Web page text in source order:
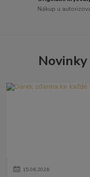
Nákup u
15.06.2026